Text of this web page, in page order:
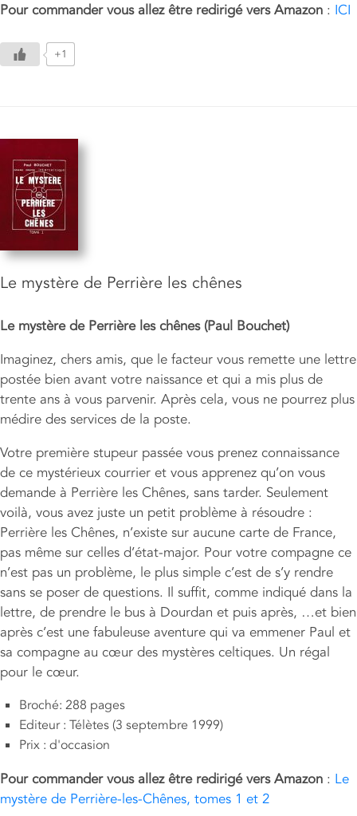
Pour commander vous allez être redirigé vers Amazon : ICI
+1
Le mystère de Perrière les chênes
Le mystère de Perrière les chênes (Paul Bouchet)
Imaginez, chers amis, que le facteur vous remette une lettre
postée bien avant votre naissance et qui a mis plus de
trente ans à vous parvenir. Après cela, vous ne pourrez plus
médire des services de la poste.
Votre première stupeur passée vous prenez connaissance
de ce mystérieux courrier et vous apprenez qu’on vous
demande à Perrière les Chênes, sans tarder. Seulement
voilà, vous avez juste un petit problème à résoudre :
Perrière les Chênes, n’existe sur aucune carte de France,
pas même sur celles d’état-major. Pour votre compagne ce
n’est pas un problème, le plus simple c’est de s’y rendre
sans se poser de questions. Il suffit, comme indiqué dans la
lettre, de prendre le bus à Dourdan et puis après, …et bien
après c’est une fabuleuse aventure qui va emmener Paul et
sa compagne au cœur des mystères celtiques. Un régal
pour le cœur.
Broché: 288 pages
Editeur : Télètes (3 septembre 1999)
Prix : d'occasion
Pour commander vous allez être redirigé vers Amazon : Le
mystère de Perrière-les-Chênes, tomes 1 et 2